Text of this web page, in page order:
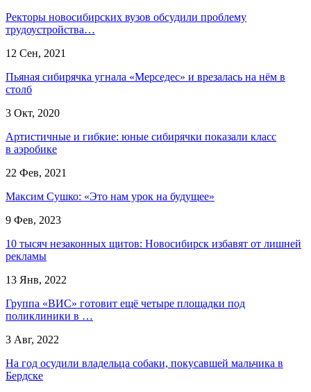
Ректоры новосибирских вузов обсудили проблему
трудоустройства…
12 Сен, 2021
Пьяная сибирячка угнала «Мерседес» и врезалась на нём в
столб
3 Окт, 2020
Артистичные и гибкие: юные сибирячки показали класс
в аэробике
22 Фев, 2021
Максим Сушко: «Это нам урок на будущее»
9 Фев, 2023
10 тысяч незаконных щитов: Новосибирск избавят от лишней
рекламы
13 Янв, 2022
Группа «ВИС» готовит ещё четыре площадки под
поликлиники в …
3 Авг, 2022
На год осудили владельца собаки, покусавшей мальчика в
Бердске